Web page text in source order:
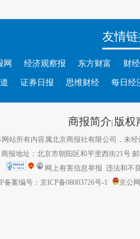
友情
网 经济观察报 东方财富 财
证券日报 思维财经 每日经
商报简介| 版权
网站所有内容属北京商报社有限公司，未经
商报地址：北京市朝阳区和平里西街21号
网上有害信息举报 违法和不
备案编号：京ICP备08003726号-1
京公